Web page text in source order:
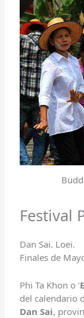
Festival
Dan Sai. Loei.
Finales de
Phi Ta Khon o ‘
del calendario
Dan Sai,